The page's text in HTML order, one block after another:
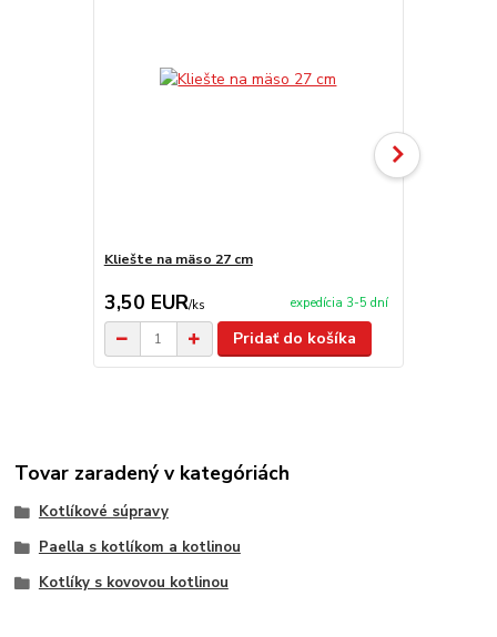
Kliešte na mäso 27 cm
3,50 EUR/ks expedícia 3-5 dní
Pridať do košíka
Tovar zaradený v kategóriách
Kotlíkové súpravy
Paella s kotlíkom a kotlinou
Kotlíky s kovovou kotlinou